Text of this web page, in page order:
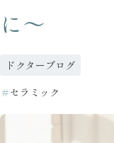
に〜
ドクターブログ
＃セラミック